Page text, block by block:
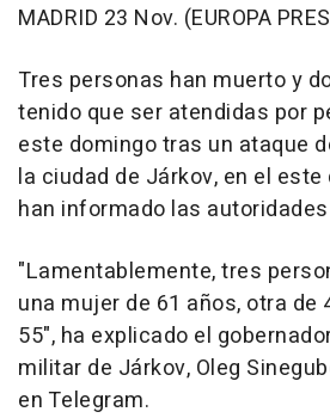
MADRID 23 Nov. (EUROPA
Tres personas han muerto y
tenido que ser atendidas por
este domingo tras un ataque
la ciudad de Járkov, en el este
han informado las
"Lamentablemente, tres
una mujer de 61 años, otra de
55", ha explicado el
militar de Járkov, Oleg
en Telegram.